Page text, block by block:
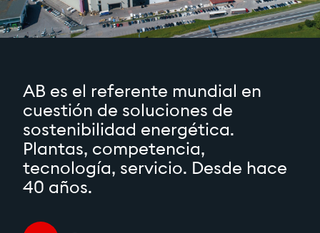
AB es el referente mundial en
cuestión de soluciones de
sostenibilidad energética.
Plantas, competencia,
tecnología, servicio. Desde hace
40 años.